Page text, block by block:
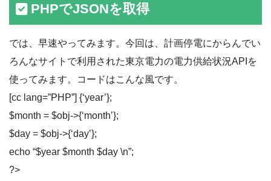
PHPでJSONを取得
では、早速やってみます。今回は、計画停電にからんでい
ろんなサイトで利用された東京電力の電力供給状況APIを
使ってみます。コードはこんな風です。
[cc lang=”PHP”] {‘year’};
$month = $obj->{‘month’};
$day = $obj->{‘day’};
echo “$year $month $day \n”;
?>